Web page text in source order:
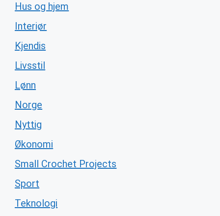
Hus og hjem
Interiør
Kjendis
Livsstil
Lønn
Norge
Nyttig
Økonomi
Small Crochet Projects
Sport
Teknologi